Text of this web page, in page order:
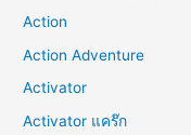
Action
Action Adventure
Activator
Activator แคร๊ก